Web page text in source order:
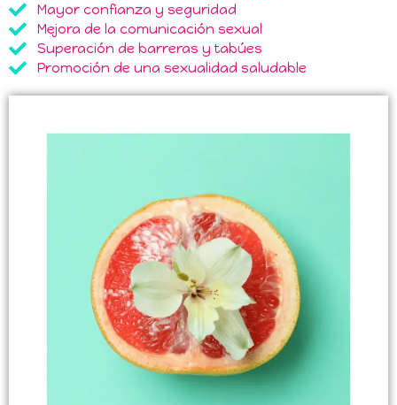
Mayor confianza y seguridad
Mejora de la comunicación sexual
Superación de barreras y tabúes
Promoción de una sexualidad saludable